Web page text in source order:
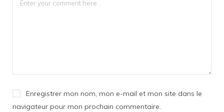
Enregistrer mon nom, mon e-mail et mon site dans le
navigateur pour mon prochain commentaire.